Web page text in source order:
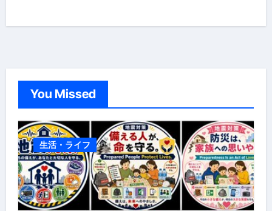
You Missed
生活・ライフ